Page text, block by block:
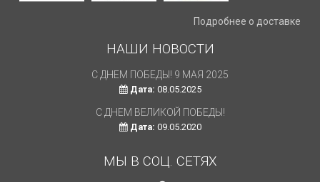
Подробнее о доставке
НАШИ НОВОСТИ
С ДНЕМ ПОБЕДЫ! 9 МАЯ 2025
Дата: 08.05.2025
С ДНЕМ ВЕЛИКОЙ ПОБЕДЫ!
Дата: 09.05.2020
МЫ В СОЦ. СЕТЯХ